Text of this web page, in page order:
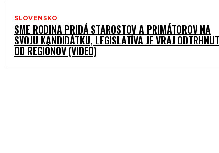
SLOVENSKO
SME RODINA PRIDÁ STAROSTOV A PRIMÁTOROV NA
SVOJU KANDIDÁTKU, LEGISLATÍVA JE VRAJ
OD REGIÓNOV (VIDEO)